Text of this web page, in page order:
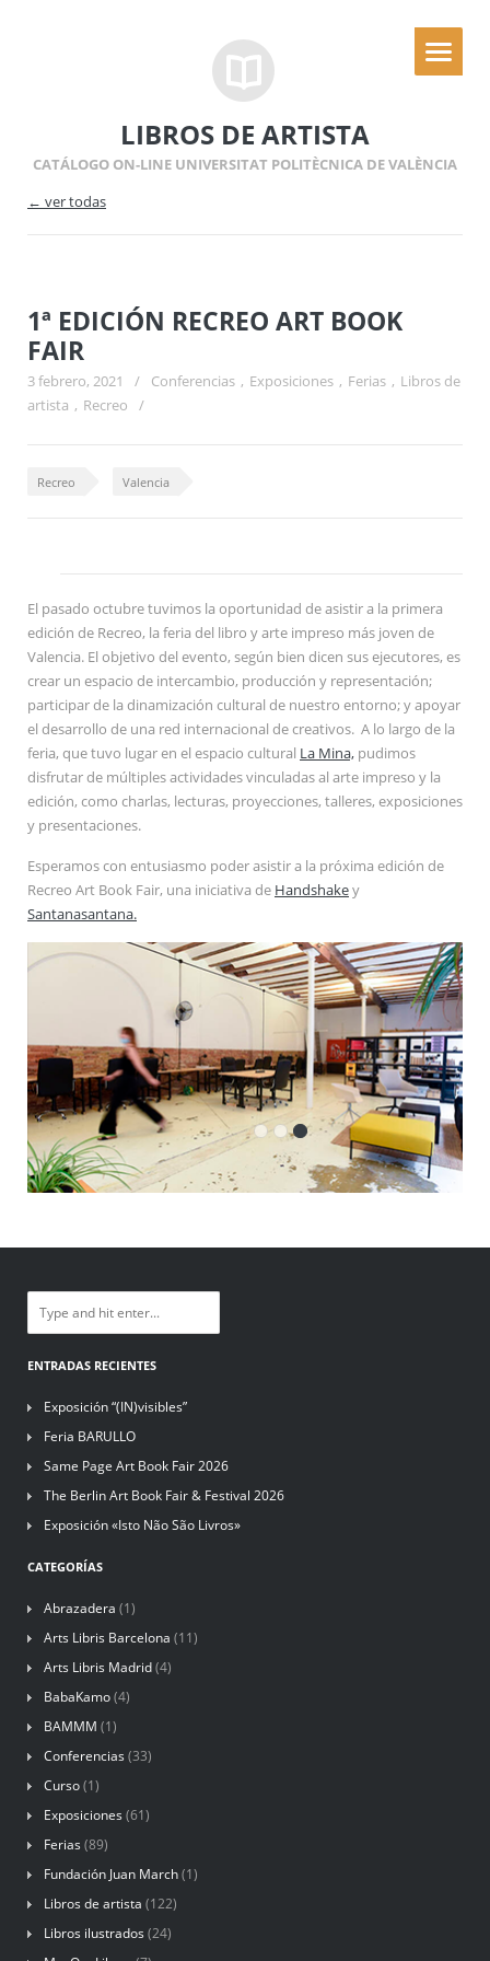
LIBROS DE ARTISTA
CATÁLOGO ON-LINE UNIVERSITAT POLITÈCNICA DE VALÈNCIA
← ver todas
1ª EDICIÓN RECREO ART BOOK
FAIR
3 febrero, 2021 / Conferencias , Exposiciones , Ferias , Libros de
artista , Recreo /
Recreo Valencia
El pasado octubre tuvimos la oportunidad de asistir a la primera
edición de Recreo, la feria del libro y arte impreso más joven de
Valencia. El objetivo del evento, según bien dicen sus ejecutores, es
crear un espacio de intercambio, producción y representación;
participar de la dinamización cultural de nuestro entorno; y apoyar
el desarrollo de una red internacional de creativos. A lo largo de la
feria, que tuvo lugar en el espacio cultural La Mina, pudimos
disfrutar de múltiples actividades vinculadas al arte impreso y la
edición, como charlas, lecturas, proyecciones, talleres, exposiciones
y presentaciones.
Esperamos con entusiasmo poder asistir a la próxima edición de
Recreo Art Book Fair, una iniciativa de Handshakey
Santanasantana.
ENTRADAS RECIENTES
Exposición “(IN)visibles”
Feria BARULLO
Same Page Art Book Fair 2026
The Berlin Art Book Fair & Festival 2026
Exposición «Isto Não São Livros»
CATEGORÍAS
Abrazadera (1)
Arts Libris Barcelona (11)
Arts Libris Madrid(4)
BabaKamo(4)
BAMMM (1)
Conferencias (33)
Curso(1)
Exposiciones (61)
Ferias (89)
Fundación Juan March(1)
Libros de artista (122)
Libros ilustrados (24)